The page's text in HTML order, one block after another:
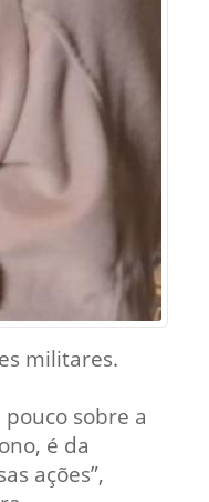
Prova de Proficiência
Manual de TCC
Estruturação de TCC
Calendário
Manual de Segurança
Regimento CEUA
Descarte - URCAMP
de Física
Laboratório
militares.
sobre a
é da
ações”,